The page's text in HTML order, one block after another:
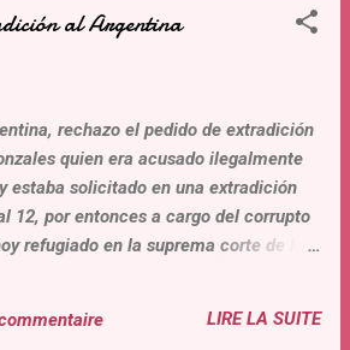
al Argentina
rechazo el pedido de extradición
quien era acusado ilegalmente
estaba solicitado en una extradición
12, por entonces a cargo del corrupto
refugiado en la suprema corte de la
e imparciales pese a la presión del
LIRE LA SUITE